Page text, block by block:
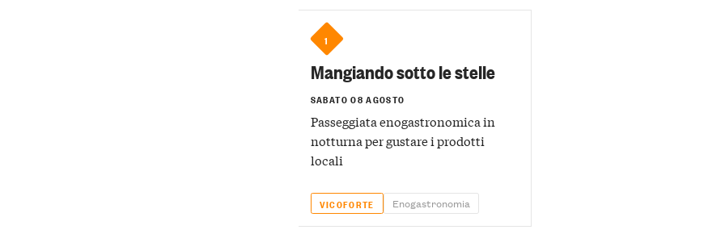
1
Mangiando sotto le stelle
SABATO 08 AGOSTO
Passeggiata enogastronomica in
notturna per gustare i prodotti
locali
VICOFORTE Enogastronomia